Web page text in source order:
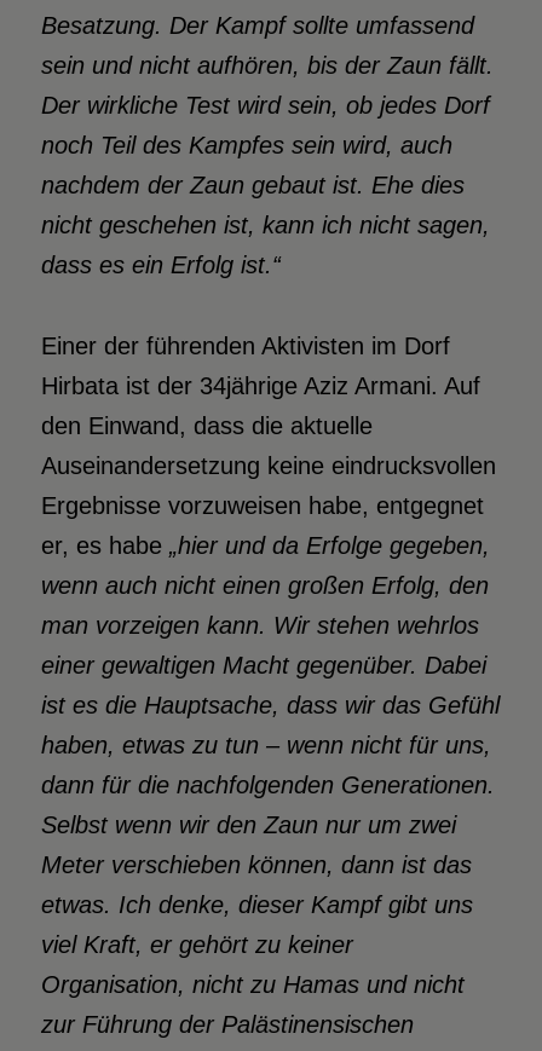
Besatzung. Der Kampf sollte umfassend
sein und nicht aufhören, bis der Zaun fällt.
Der wirkliche Test wird sein, ob jedes Dorf
noch Teil des Kampfes sein wird, auch
nachdem der Zaun gebaut ist. Ehe dies
nicht geschehen ist, kann ich nicht sagen,
dass es ein Erfolg ist.“
Einer der führenden Aktivisten im Dorf
Hirbata ist der 34jährige Aziz Armani. Auf
den Einwand, dass die aktuelle
Auseinandersetzung keine eindrucksvollen
Ergebnisse vorzuweisen habe, entgegnet
er, es habe „hier und da Erfolge gegeben,
wenn auch nicht einen großen Erfolg, den
man vorzeigen kann. Wir stehen wehrlos
einer gewaltigen Macht gegenüber. Dabei
ist es die Hauptsache, dass wir das Gefühl
haben, etwas zu tun – wenn nicht für uns,
dann für die nachfolgenden Generationen.
Selbst wenn wir den Zaun nur um zwei
Meter verschieben können, dann ist das
etwas. Ich denke, dieser Kampf gibt uns
viel Kraft, er gehört zu keiner
Organisation, nicht zu Hamas und nicht
zur Führung der Palästinensischen